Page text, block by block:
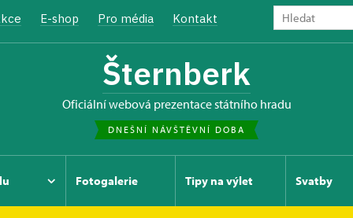
E-shop Pro média Kontakt
Šternberk
oficiální webová prezentace státního hradu
DNEŠNÍ NÁVŠTĚVNÍ DOBA
Fotogalerie Tipy na výlet Svatby